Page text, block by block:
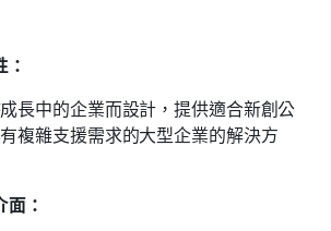
長中的企業而設計，提供適合新創公
複雜支援需求的大型企業的解決方
：